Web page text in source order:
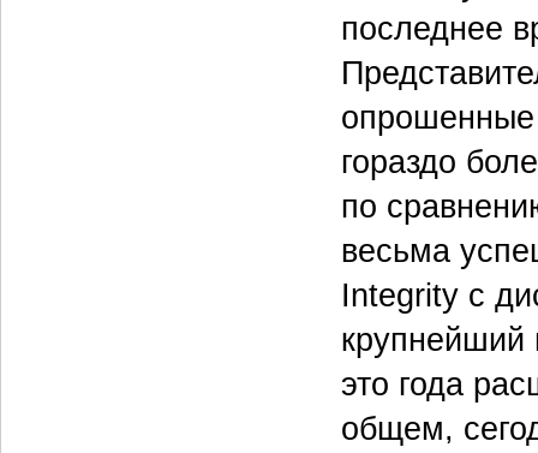
последнее
опрошенные
гораздо
по
весьма
Integrity с
крупнейший
это года
общем,